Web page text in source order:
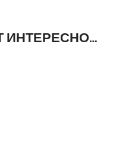
ИНТЕРЕСНО…